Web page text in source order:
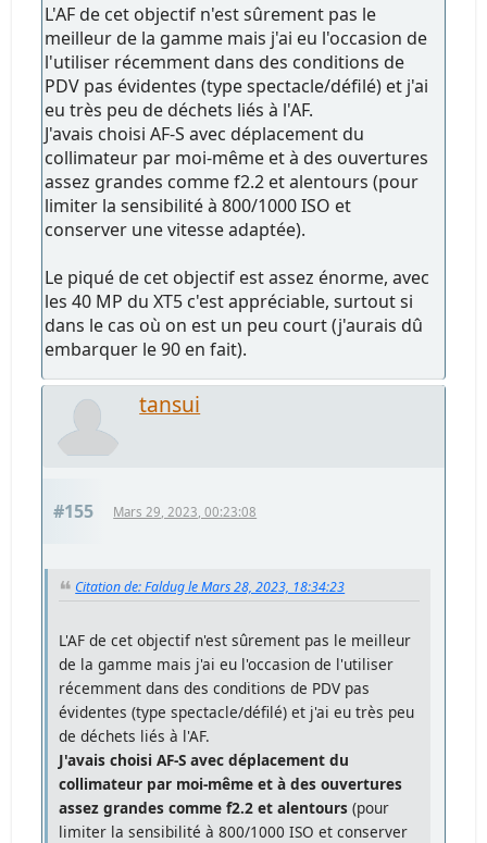
L'AF de cet objectif n'est sûrement pas le
meilleur de la gamme mais j'ai eu l'occasion de
l'utiliser récemment dans des conditions de
PDV pas évidentes (type spectacle/défilé) et j'ai
eu très peu de déchets liés à l'AF.
J'avais choisi AF-S avec déplacement du
collimateur par moi-même et à des ouvertures
assez grandes comme f2.2 et alentours (pour
limiter la sensibilité à 800/1000 ISO et
conserver une vitesse adaptée).
Le piqué de cet objectif est assez énorme, avec
les 40 MP du XT5 c'est appréciable, surtout si
dans le cas où on est un peu court (j'aurais dû
embarquer le 90 en fait).
tansui
#155 Mars 29, 2023, 00:23:08
Citation de: Faldug le Mars 28, 2023, 18:34:23
L'AF de cet objectif n'est sûrement pas le meilleur
de la gamme mais j'ai eu l'occasion de l'utiliser
récemment dans des conditions de PDV pas
évidentes (type spectacle/défilé) et j'ai eu très peu
de déchets liés à l'AF.
J'avais choisi AF-S avec déplacement du
collimateur par moi-même et à des ouvertures
assez grandes comme f2.2 et alentours (pour
limiter la sensibilité à 800/1000 ISO et conserver